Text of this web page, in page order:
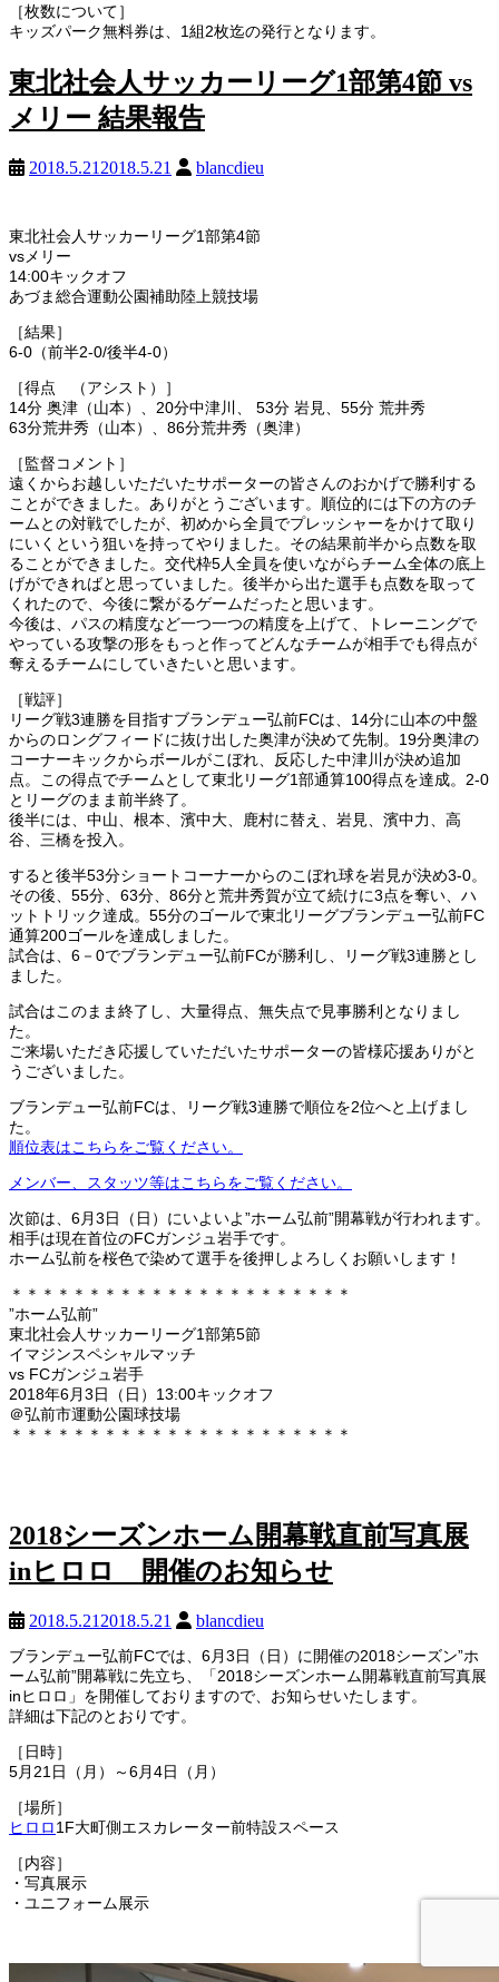
［枚数について］
キッズパーク無料券は、1組2枚迄の発行となります。
東北社会人サッカーリーグ1部第4節 vs
メリー 結果報告
2018.5.21 2018.5.21 blancdieu
東北社会人サッカーリーグ1部第4節
vsメリー
14:00キックオフ
あづま総合運動公園補助陸上競技場
［結果］
6-0（前半2-0/後半4-0）
［得点 （アシスト）］
14分 奥津（山本）、20分中津川、 53分 岩見、55分 荒井秀
63分荒井秀（山本）、86分荒井秀（奥津）
［監督コメント］
遠くからお越しいただいたサポーターの皆さんのおかげで勝利する
ことができました。ありがとうございます。順位的には下の方のチ
ームとの対戦でしたが、初めから全員でプレッシャーをかけて取り
にいくという狙いを持ってやりました。その結果前半から点数を取
ることができました。交代枠5人全員を使いながらチーム全体の底上
げができればと思っていました。後半から出た選手も点数を取って
くれたので、今後に繋がるゲームだったと思います。
今後は、パスの精度など一つ一つの精度を上げて、トレーニングで
やっている攻撃の形をもっと作ってどんなチームが相手でも得点が
奪えるチームにしていきたいと思います。
［戦評］
リーグ戦3連勝を目指すブランデュー弘前FCは、14分に山本の中盤
からのロングフィードに抜け出した奥津が決めて先制。19分奥津の
コーナーキックからボールがこぼれ、反応した中津川が決め追加
点。この得点でチームとして東北リーグ1部通算100得点を達成。2-0
とリーグのまま前半終了。
後半には、中山、根本、濱中大、鹿村に替え、岩見、濱中力、高
谷、三橋を投入。
すると後半53分ショートコーナーからのこぼれ球を岩見が決め3-0。
その後、55分、63分、86分と荒井秀賀が立て続けに3点を奪い、ハ
ットトリック達成。55分のゴールで東北リーグブランデュー弘前FC
通算200ゴールを達成しました。
試合は、6－0でブランデュー弘前FCが勝利し、リーグ戦3連勝とし
ました。
試合はこのまま終了し、大量得点、無失点で見事勝利となりまし
た。
ご来場いただき応援していただいたサポーターの皆様応援ありがと
うございました。
ブランデュー弘前FCは、リーグ戦3連勝で順位を2位へと上げまし
た。
順位表はこちらをご覧ください。
メンバー、スタッツ等はこちらをご覧ください。
次節は、6月3日（日）にいよいよ”ホーム弘前”開幕戦が行われます。
相手は現在首位のFCガンジュ岩手です。
ホーム弘前を桜色で染めて選手を後押しよろしくお願いします！
＊＊＊＊＊＊＊＊＊＊＊＊＊＊＊＊＊＊＊＊＊＊
”ホーム弘前”
東北社会人サッカーリーグ1部第5節
イマジンスペシャルマッチ
vs FCガンジュ岩手
2018年6月3日（日）13:00キックオフ
＠弘前市運動公園球技場
＊＊＊＊＊＊＊＊＊＊＊＊＊＊＊＊＊＊＊＊＊＊
2018シーズンホーム開幕戦直前写真展
inヒロロ 開催のお知らせ
2018.5.21 2018.5.21 blancdieu
ブランデュー弘前FCでは、6月3日（日）に開催の2018シーズン”ホ
ーム弘前”開幕戦に先立ち、「2018シーズンホーム開幕戦直前写真展
inヒロロ」を開催しておりますので、お知らせいたします。
詳細は下記のとおりです。
［日時］
5月21日（月）～6月4日（月）
［場所］
ヒロロ1F大町側エスカレーター前特設スペース
［内容］
・写真展示
・ユニフォーム展示